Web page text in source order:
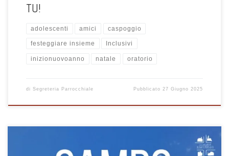
TU!
adolescenti amici caspoggio
festeggiare insieme Inclusivi
inizionuovoanno natale oratorio
di Segreteria Parrocchiale Pubblicato 27 Giugno 2025